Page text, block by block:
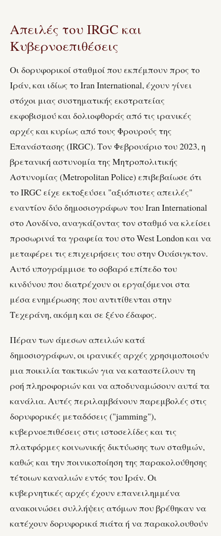
Απειλές του IRGC και
Κυβερνοεπιθέσεις
Οι δορυφορικοί σταθμοί που εκπέμπουν προς το
Ιράν, και ιδίως το Iran International, έχουν γίνει
στόχοι μιας συστηματικής εκστρατείας
εκφοβισμού και δολιοφθοράς από τις ιρανικές
αρχές και κυρίως από τους Φρουρούς της
Επανάστασης (IRGC). Τον Φεβρουάριο του 2023, η
βρετανική αστυνομία της Μητροπολιτικής
Αστυνομίας (Metropolitan Police) επιβεβαίωσε ότι
το IRGC είχε εκτοξεύσει "αξιόπιστες απειλές"
εναντίον δύο δημοσιογράφων του Iran International
στο Λονδίνο, αναγκάζοντας τον σταθμό να κλείσει
προσωρινά τα γραφεία του στο West London και να
μεταφέρει τις επιχειρήσεις του στην Ουάσιγκτον.
Αυτό υπογράμμισε το σοβαρό επίπεδο του
κινδύνου που διατρέχουν οι εργαζόμενοι στα
μέσα ενημέρωσης που αντιτίθενται στην
Τεχεράνη, ακόμη και σε ξένο έδαφος.
Πέραν των άμεσων απειλών κατά
δημοσιογράφων, οι ιρανικές αρχές χρησιμοποιούν
μια ποικιλία τακτικών για να καταστείλουν τη
ροή πληροφοριών και να αποδυναμώσουν αυτά τα
κανάλια. Αυτές περιλαμβάνουν παρεμβολές στις
δορυφορικές μεταδόσεις ("jamming"),
κυβερνοεπιθέσεις στις ιστοσελίδες και τις
πλατφόρμες κοινωνικής δικτύωσης των σταθμών,
καθώς και την ποινικοποίηση της παρακολούθησης
τέτοιων καναλιών εντός του Ιράν. Οι
κυβερνητικές αρχές έχουν επανειλημμένα
ανακοινώσει συλλήψεις ατόμων που βρέθηκαν να
κατέχουν δορυφορικά πιάτα ή να παρακολουθούν